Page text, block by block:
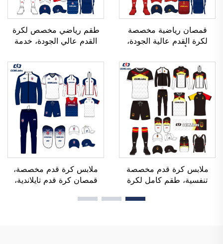
قمصان رياضية مخصصة
لكرة القدم عالية الجودة،
الطلب (OEM)، وقمصان
فريق كرة القدم، وملابس
كرة القدم، وقمصان رياضية
مخصصة لكرة القدم
طقم رياضي مخصص لكرة
القدم عالي الجودة، خدمة
قمصان رياضية مخصصة
لكرة القدم، أطقم زي رياضي
لكرة القدم، قمصان رياضية
مصنوعة باستخدام تقنية
التسامي
ملابس كرة قدم مخصصة
تنفسية، طقم كامل لكرة
القدم، تيشيرتات كرة قدم،
ملابس كرة قدم مخصصة،
قمصان كرة قدم تايلاندية،
القدم، بدلة رياضية لكرة